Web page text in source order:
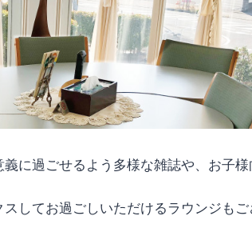
に過ごせるよう多様な雑誌や、お子
してお過ごしいただけるラウンジもご